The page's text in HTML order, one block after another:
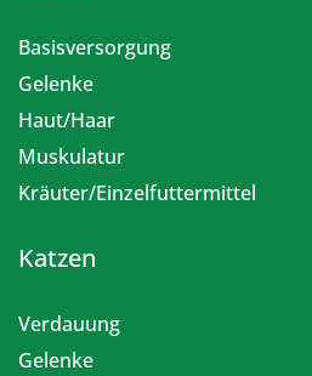
Basisversorgung
Gelenke
Haut/Haar
Muskulatur
Kräuter/Einzelfuttermittel
Katzen
Verdauung
Gelenke